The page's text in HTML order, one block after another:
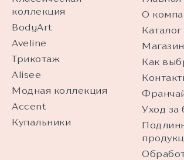
коллекция
BodyArt
Aveline
Трикотаж
Alisee
Модная коллекция
Accent
Купальники
О
Каталог
Как
Уход за